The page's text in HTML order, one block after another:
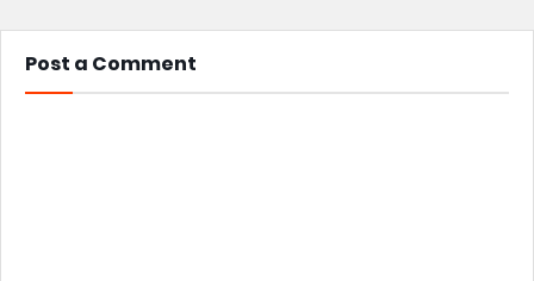
Post a Comment